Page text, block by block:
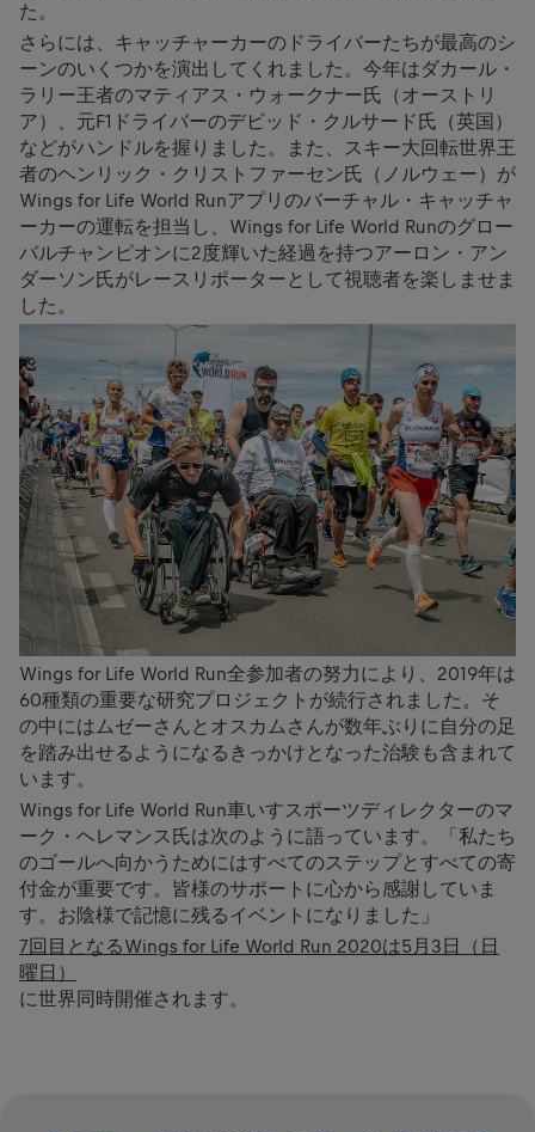
た。
さらには、キャッチャーカーのドライバーたちが最高のシ
ーンのいくつかを演出してくれました。今年はダカール・
ラリー王者のマティアス・ウォークナー氏（オーストリ
ア）、元F1ドライバーのデビッド・クルサード氏（英国）
などがハンドルを握りました。また、スキー大回転世界王
者のヘンリック・クリストファーセン氏（ノルウェー）が
Wings for Life World Runアプリのバーチャル・キャッチャ
ーカーの運転を担当し、Wings for Life World Runのグロー
バルチャンピオンに2度輝いた経過を持つアーロン・アン
ダーソン氏がレースリポーターとして視聴者を楽しませま
した。
Wings for Life World Run全参加者の努力により、2019年は
60種類の重要な研究プロジェクトが続行されました。そ
の中にはムゼーさんとオスカムさんが数年ぶりに自分の足
を踏み出せるようになるきっかけとなった治験も含まれて
います。
Wings for Life World Run車いすスポーツディレクターのマ
ーク・ヘレマンス氏は次のように語っています。「私たち
のゴールへ向かうためにはすべてのステップとすべての寄
付金が重要です。皆様のサポートに心から感謝していま
す。お陰様で記憶に残るイベントになりました」
7回目となるWings for Life World Run 2020は5月3日（日
曜日）
に世界同時開催されます。